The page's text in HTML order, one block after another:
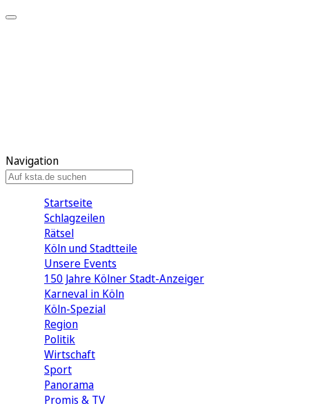
Navigation
Startseite
Schlagzeilen
Rätsel
Köln und Stadtteile
Unsere Events
150 Jahre Kölner Stadt-Anzeiger
Karneval in Köln
Köln-Spezial
Region
Politik
Wirtschaft
Sport
Panorama
Promis & TV